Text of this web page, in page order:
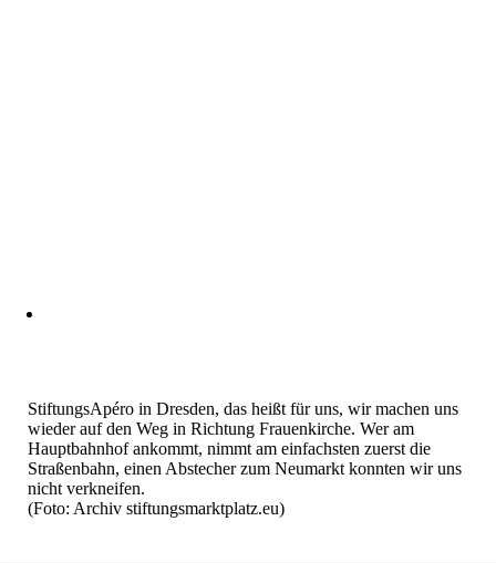
StiftungsApéro in Dresden, das heißt für uns, wir machen uns
wieder auf den Weg in Richtung Frauenkirche. Wer am
Hauptbahnhof ankommt, nimmt am einfachsten zuerst die
Straßenbahn, einen Abstecher zum Neumarkt konnten wir uns
nicht verkneifen.
(Foto: Archiv stiftungsmarktplatz.eu)